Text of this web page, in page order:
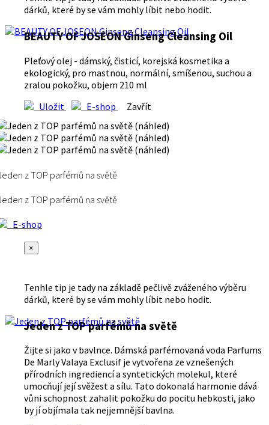
dárků, které by se vám mohly líbit nebo hodit.
BEAUTY OF JOSEON Ginseng Cleansing Oil
Pleťový olej - dámský, čisticí, korejská kosmetika a
ekologický, pro mastnou, normální, smíšenou, suchou a
zralou pokožku, objem 210 ml
Uložit
E-shop Zavřít
z TOP parfémů na světě
z TOP parfémů na světě
E-shop
×
Tenhle tip je tady na základě pečlivě zváženého výběru
dárků, které by se vám mohly líbit nebo hodit.
Jeden z TOP parfémů na světě
Žijte si jako v bavlnce. Dámská parfémovaná voda Parfums
De Marly Valaya Exclusif je vytvořena ze vznešených
přírodních ingrediencí a syntetických molekul, které
umocňují její svěžest a sílu. Tato dokonalá harmonie dává
vůni schopnost zahalit pokožku do pocitu hebkosti, jako
by jí objímala tak nejjemnější bavlna.